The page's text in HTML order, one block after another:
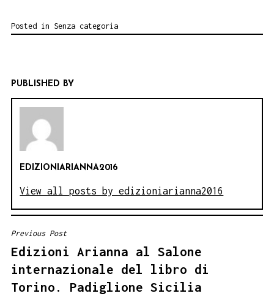
Posted in Senza categoria
PUBLISHED BY
EDIZIONIARIANNA2016
View all posts by edizioniarianna2016
NAVIGAZIONE
ARTICOLI
Previous Post
Edizioni Arianna al Salone
internazionale del libro di
Torino. Padiglione Sicilia